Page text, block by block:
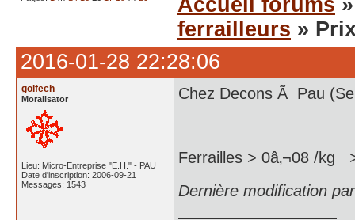
Accueil forums
ferrailleurs »
2016-01-28 22:28:06
golfech
Moralisator
Lieu: Micro-Entreprise "E.H." - PAU
Date d'inscription: 2006-09-21
Messages: 1543
Chez Decons Ã Pau
Ferrailles > 0â‚¬08 /kg
Dernière modification